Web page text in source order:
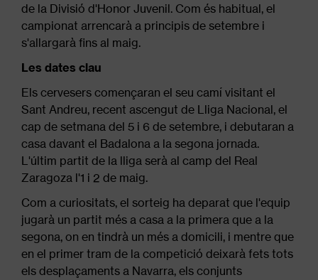
de la Divisió d'Honor Juvenil. Com és habitual, el
campionat arrencarà a principis de setembre i
s'allargarà fins al maig.
Les dates clau
Els cervesers començaran el seu camí visitant el
Sant Andreu, recent ascengut de Lliga Nacional, el
cap de setmana del 5 i 6 de setembre, i debutaran a
casa davant el Badalona a la segona jornada.
L'últim partit de la lliga serà al camp del Real
Zaragoza l'1 i 2 de maig.
Com a curiositats, el sorteig ha deparat que l'equip
jugarà un partit més a casa a la primera que a la
segona, on en tindrà un més a domicili, i mentre que
en el primer tram de la competició deixarà fets tots
els desplaçaments a Navarra, els conjunts